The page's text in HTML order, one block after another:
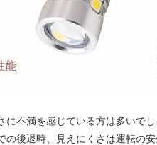
に不満を感じている方は多いでし
の後退時、見えにくさは運転の安